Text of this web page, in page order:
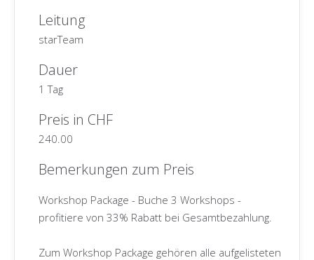
Leitung
starTeam
Dauer
1 Tag
Preis in CHF
240.00
Bemerkungen zum Preis
Workshop Package - Buche 3 Workshops -
profitiere von 33% Rabatt bei Gesamtbezahlung.
Zum Workshop Package gehören alle aufgelisteten